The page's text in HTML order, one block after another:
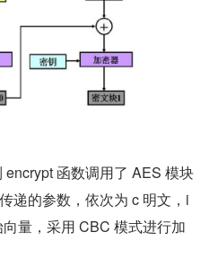
函数调用了 AES 模块
递的参数，依次为 c 明文，i
量，采用 CBC 模式进行加